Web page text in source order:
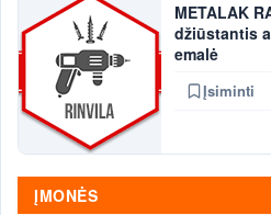
METALAK
džiūstantis
emalė
Įsiminti
ĮMONĖS